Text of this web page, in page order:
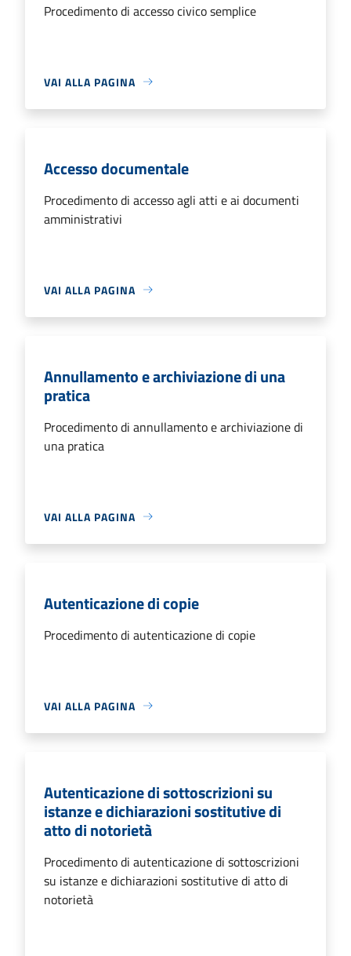
Procedimento di accesso civico semplice
VAI ALLA PAGINA
Accesso documentale
Procedimento di accesso agli atti e ai documenti
amministrativi
VAI ALLA PAGINA
Annullamento e archiviazione di una
pratica
Procedimento di annullamento e archiviazione di
una pratica
VAI ALLA PAGINA
Autenticazione di copie
Procedimento di autenticazione di copie
VAI ALLA PAGINA
Autenticazione di sottoscrizioni su
istanze e dichiarazioni sostitutive di
atto di notorietà
Procedimento di autenticazione di sottoscrizioni
su istanze e dichiarazioni sostitutive di atto di
notorietà